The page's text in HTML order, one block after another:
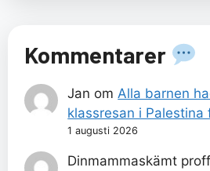
Kommentarer
Jan om Alla barnen
klassresan i Palestina
1 augusti 2026
Dinmammaskämt